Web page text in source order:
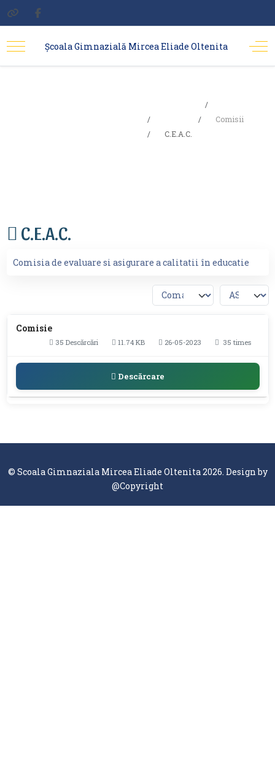
Școala Gimnazială Mircea Eliade Oltenita
Comisii
C.E.A.C.
C.E.A.C.
Comisia de evaluare si asigurare a calitatii în educatie
Comisie
35 Descărcări 11.74 KB 26-05-2023 35 times
Descărcare
© Scoala Gimnaziala Mircea Eliade Oltenita 2026. Design by
@Copyright